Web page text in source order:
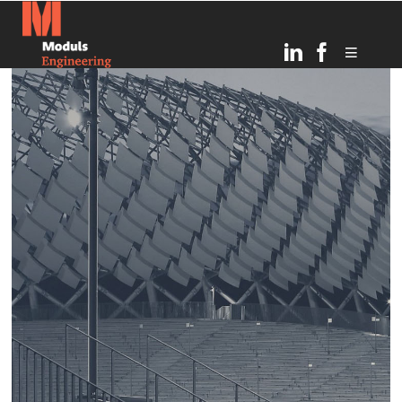
6JULY
2026
TOPOŠĀ OGRES
BĒRNUDĀRZA PAMATOS
IEMŪRĒTA KAPSULA AR
VĒSTĪJUMU NĀKAMAJĀM
PAAUDZĒM
21
MARCH
2025
RĪGAS INFRASTRUKTŪRAS
ATTĪSTĪBA UN DROŠĪBAS
UZLABOŠANA: MODULS
ENGINEERING